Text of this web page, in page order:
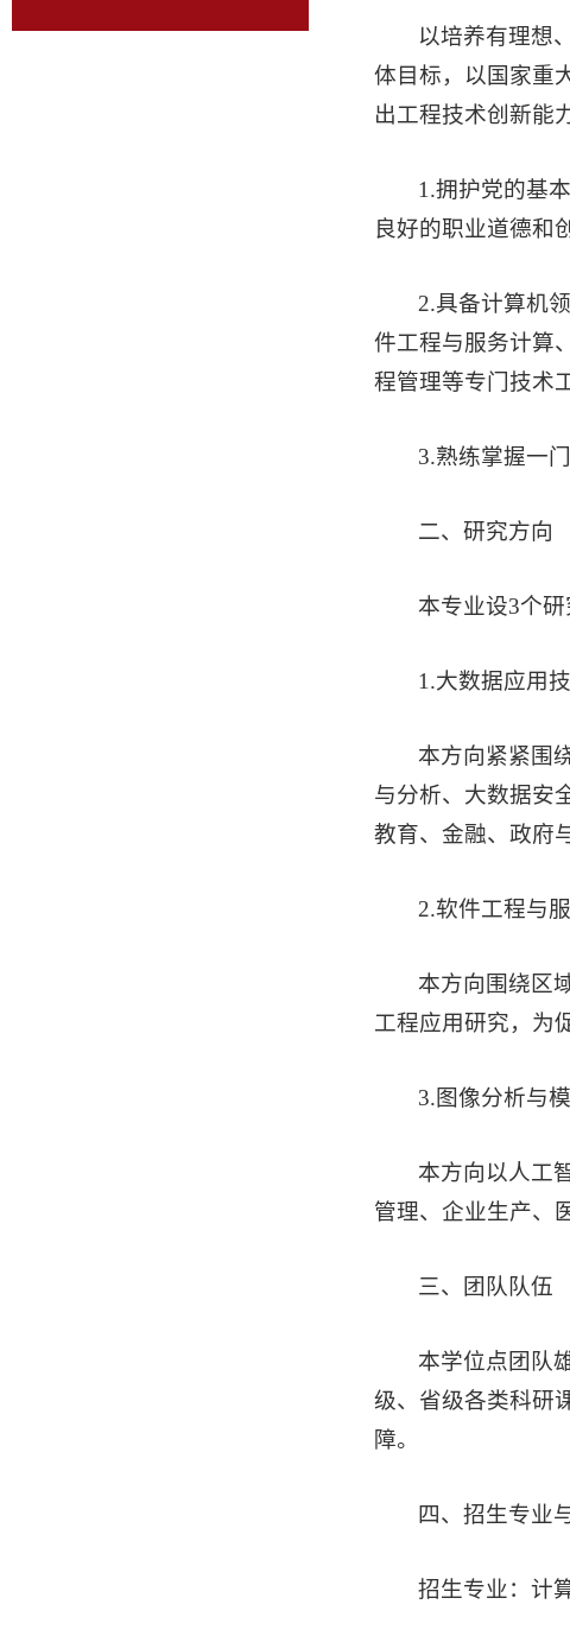
以培养有理想
体目标，以国家重
出工程技术创新能
1.拥护党的基
良好的职业道德和
2.具备计算机
件工程与服务计算
程管理等专门技术
3.熟练掌握一
二、研究方向
本专业设3个研
1.大数据应用
本方向紧紧围
与分析、大数据安
教育、金融、政府
2.软件工程与
本方向围绕区
工程应用研究，为
3.图像分析与
本方向以人工
管理、企业生产、
三、团队队伍
本学位点团队
级、省级各类科研
障。
四、招生专业
招生专业：计